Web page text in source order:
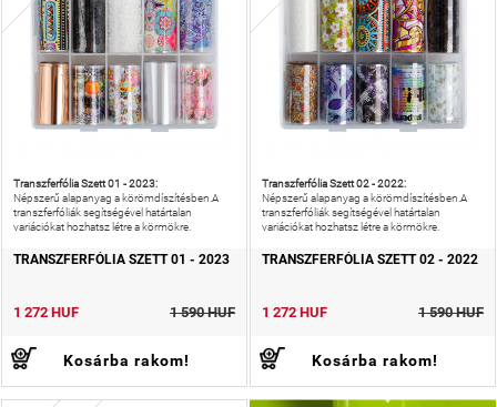
Transzferfólia Szett 01 - 2023:
Népszerű alapanyag a körömdíszítésben.A
transzferfóliák segítségével határtalan
variációkat hozhatsz létre a körmökre.
TRANSZFERFÓLIA SZETT 01 - 2023
1 272 HUF 1 590 HUF
Kosárba rakom!
Transzferfólia Szett 02 - 2022:
Népszerű alapanyag a körömdíszítésben.A
transzferfóliák segítségével határtalan
variációkat hozhatsz létre a körmökre.
TRANSZFERFÓLIA SZETT 02 - 2022
1 272 HUF 1 590 HUF
Kosárba rakom!